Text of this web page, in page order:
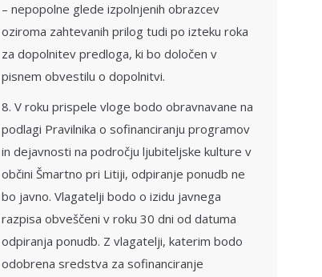
– nepopolne glede izpolnjenih obrazcev
oziroma zahtevanih prilog tudi po izteku roka
za dopolnitev predloga, ki bo določen v
pisnem obvestilu o dopolnitvi.
8. V roku prispele vloge bodo obravnavane na
podlagi Pravilnika o sofinanciranju programov
in dejavnosti na področju ljubiteljske kulture v
občini Šmartno pri Litiji, odpiranje ponudb ne
bo javno. Vlagatelji bodo o izidu javnega
razpisa obveščeni v roku 30 dni od datuma
odpiranja ponudb. Z vlagatelji, katerim bodo
odobrena sredstva za sofinanciranje